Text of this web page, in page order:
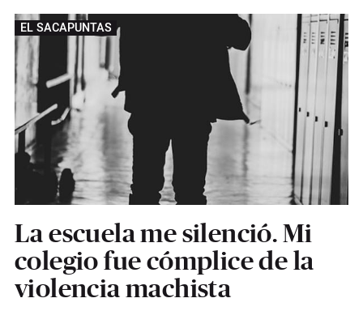
EL SACAPUNTAS
La escuela me silenció. Mi
colegio fue cómplice de la
violencia machista